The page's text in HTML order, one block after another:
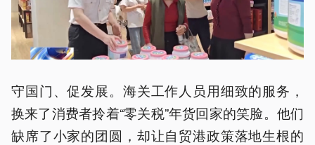
守国门、促发展。海关工作人员用细致的服务，
换来了消费者拎着“零关税”年货回家的笑脸。他们
缺席了小家的团圆，却让自贸港政策落地生根的